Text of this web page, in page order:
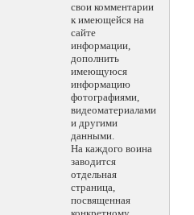
свои комментарии
к имеющейся на
сайте
информации,
дополнить
имеющуюся
информацию
фотографиями,
видеоматериалами
и другими
данными.
На каждого воина
заводится
отдельная
страница,
посвященная